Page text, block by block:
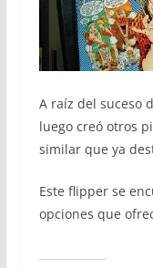
A raíz del suceso
luego creó otros
similar que ya
Este flipper se
opciones que